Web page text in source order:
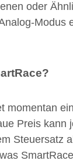
oder
Modus
momentan
Preis kann
Steuersatz